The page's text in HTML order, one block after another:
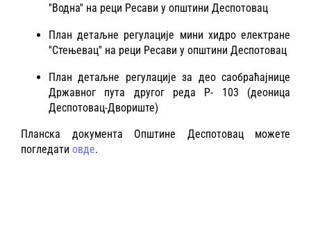
''Водна'' на реци Ресави у општини Деспотовац
План детаљне регулације мини хидро електране
''Стењевац'' на реци Ресави у општини Деспотовац
План детаљне регулације за део саобраћајнице
Државног пута другог реда Р- 103 (деоница
Деспотовац-Двориште)
Планска документа Општине Деспотовац можете
погледати овде.